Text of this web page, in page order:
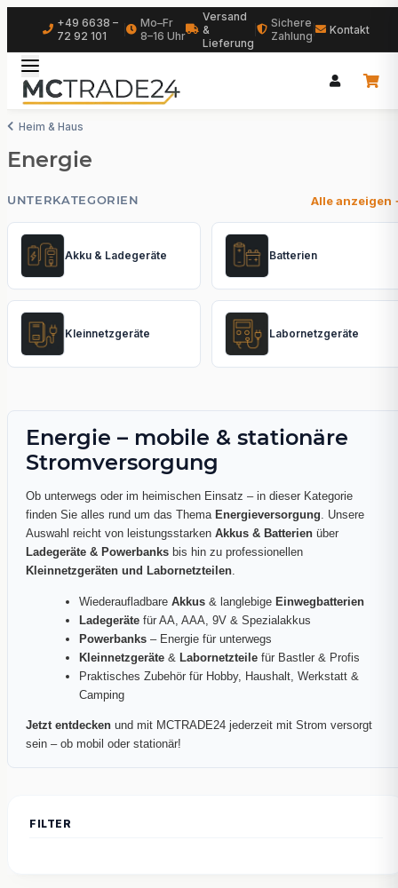
+49 6638 –
72 92 101
Mo–Fr
8–16 Uhr
Versand
&
Lieferung
Sichere
Zahlung
Kontakt
Heim & Haus
Energie
UNTERKATEGORIEN Alle anzeigen
Akku & Ladegeräte Batterien
Kleinnetzgeräte Labornetzgeräte
Energie – mobile & stationäre
Stromversorgung
Ob unterwegs oder im heimischen Einsatz – in dieser Kategorie
finden Sie alles rund um das Thema Energieversorgung. Unsere
Auswahl reicht von leistungsstarken Akkus & Batterien über
Ladegeräte & Powerbanks bis hin zu professionellen
Kleinnetzgeräten und Labornetzteilen.
Wiederaufladbare Akkus & langlebige Einwegbatterien
Ladegeräte für AA, AAA, 9V & Spezialakkus
Powerbanks – Energie für unterwegs
Kleinnetzgeräte & Labornetzteile für Bastler & Profis
Praktisches Zubehör für Hobby, Haushalt, Werkstatt &
Camping
Jetzt entdecken und mit MCTRADE24 jederzeit mit Strom versorgt
sein – ob mobil oder stationär!